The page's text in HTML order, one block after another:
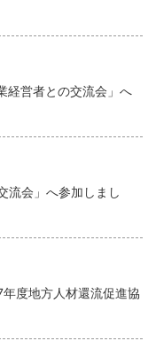
経営者との交流会」へ
流会」へ参加しまし
度地方人材還流促進協